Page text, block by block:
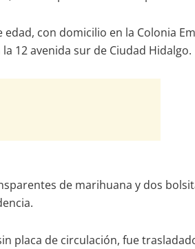
con domicilio en la Colonia
12 avenida sur de Ciudad Hidalgo.
de marihuana y dos
placa de circulación, fue